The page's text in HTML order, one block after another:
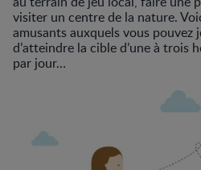
visiter un centre de la nature.
amusants auxquels vous pouvez
d’atteindre la cible d’une à trois
par jour…